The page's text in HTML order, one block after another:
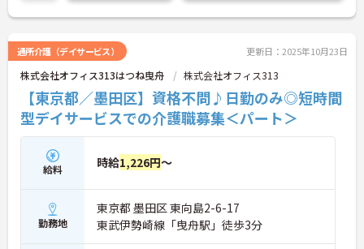
たしますのでお気軽にご相談ください！
通所介護（デイサービス） 更新日：2025年10月23日
株式会社オフィス313はつね曳舟 株式会社オフィス313
【東京都／墨田区】資格不問♪日勤のみ◎短時間
型デイサービスでの介護職募集＜パート＞
給料 時給1,226円～
勤務地
東京都 墨田区 東向島2-6-17
東武伊勢崎線「曳舟駅」徒歩3分